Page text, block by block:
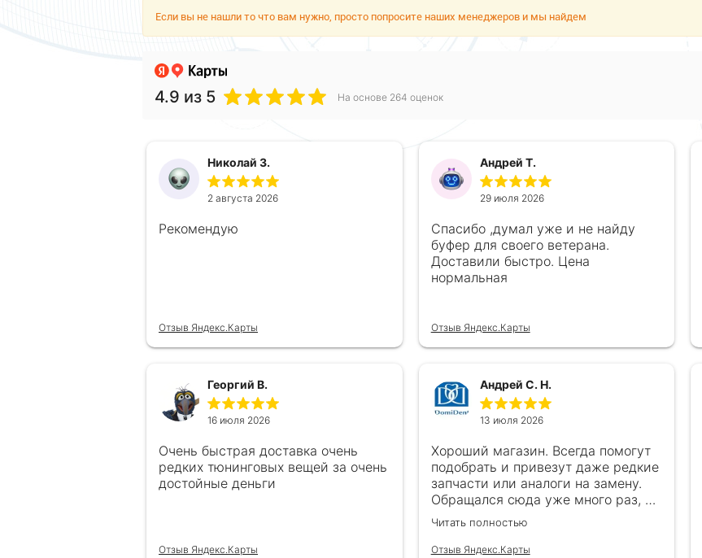
Если вы не нашли то что вам нужно, просто попросите наших менеджеров и мы найдем
4.9 из 5 На основе 264 оценок
Николай З.
2 августа 2026
Рекомендую
Отзыв Яндекс.Карты
Андрей Т.
29 июля 2026
Спасибо ,думал уже и не найду
буфер для своего ветерана.
Доставили быстро. Цена
нормальная
Отзыв Яндекс.Карты
Георгий В.
16 июля 2026
Очень быстрая доставка очень
редких тюнинговых вещей за очень
достойные деньги
Отзыв Яндекс.Карты
Андрей С. Н.
13 июля 2026
Хороший магазин. Всегда помогут
подобрать и привезут даже редкие
запчасти или аналоги на замену.
Обращался сюда уже много раз, ни
каках проблем ни когда не
Читать полностью
Отзыв Яндекс.Карты